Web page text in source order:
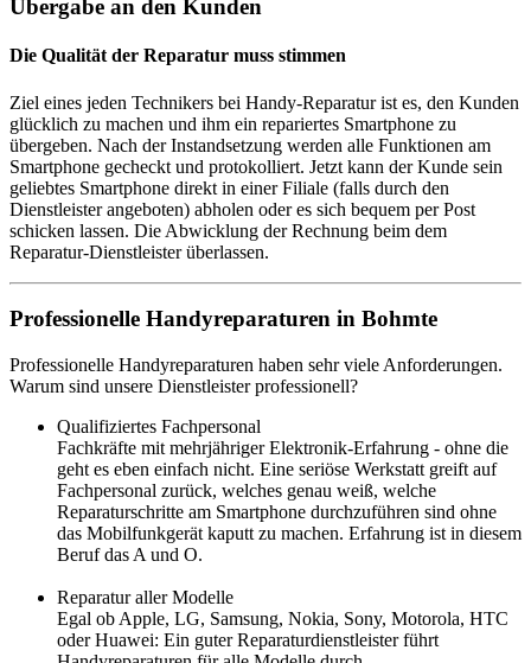
Übergabe an den Kunden
Die Qualität der Reparatur muss stimmen
Ziel eines jeden Technikers bei Handy-Reparatur ist es, den Kunden
glücklich zu machen und ihm ein repariertes Smartphone zu
übergeben. Nach der Instandsetzung werden alle Funktionen am
Smartphone gecheckt und protokolliert. Jetzt kann der Kunde sein
geliebtes Smartphone direkt in einer Filiale (falls durch den
Dienstleister angeboten) abholen oder es sich bequem per Post
schicken lassen. Die Abwicklung der Rechnung beim dem
Reparatur-Dienstleister überlassen.
Professionelle Handyreparaturen in Bohmte
Professionelle Handyreparaturen haben sehr viele Anforderungen.
Warum sind unsere Dienstleister professionell?
Qualifiziertes Fachpersonal
Fachkräfte mit mehrjähriger Elektronik-Erfahrung - ohne die
geht es eben einfach nicht. Eine seriöse Werkstatt greift auf
Fachpersonal zurück, welches genau weiß, welche
Reparaturschritte am Smartphone durchzuführen sind ohne
das Mobilfunkgerät kaputt zu machen. Erfahrung ist in diesem
Beruf das A und O.
Reparatur aller Modelle
Egal ob Apple, LG, Samsung, Nokia, Sony, Motorola, HTC
oder Huawei: Ein guter Reparaturdienstleister führt